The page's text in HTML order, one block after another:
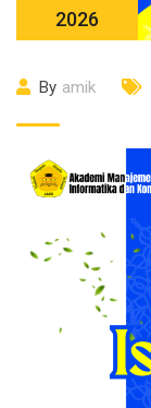
2026
By amik